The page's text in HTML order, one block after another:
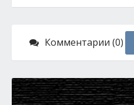
Комментарии (0)